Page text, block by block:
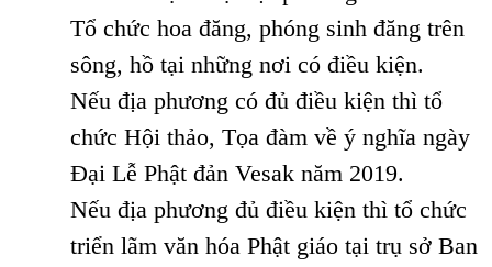
Tổ chức hoa đăng, phóng sinh đăng trên
sông, hồ tại những nơi có điều kiện.
Nếu địa phương có đủ điều kiện thì tổ
chức Hội thảo, Tọa đàm về ý nghĩa ngày
Đại Lễ Phật đản Vesak năm 2019.
Nếu địa phương đủ điều kiện thì tổ chức
triển lãm văn hóa Phật giáo tại trụ sở Ban